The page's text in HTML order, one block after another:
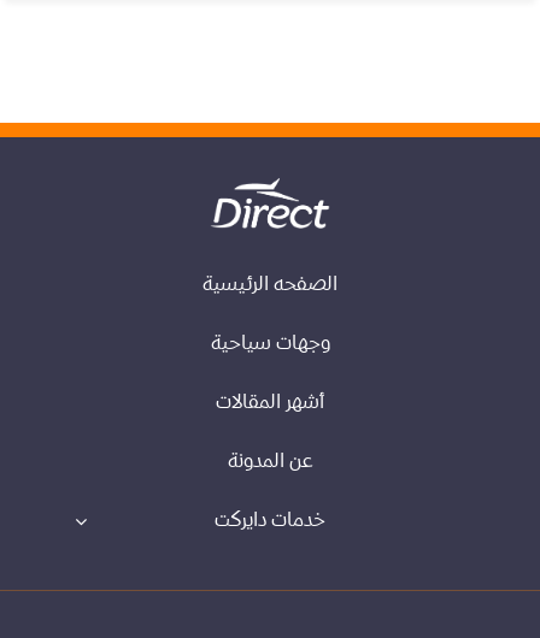
الصفحه الرئيسية
وجهات سياحية
أشهر المقالات
عن المدونة
خدمات دايركت